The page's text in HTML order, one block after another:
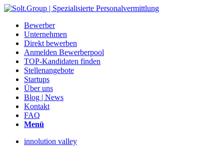
Bewerber
Unternehmen
Direkt bewerben
Anmelden Bewerberpool
TOP-Kandidaten finden
Stellenangebote
Startups
Über uns
Blog | News
Kontakt
FAQ
Menü
innolution valley